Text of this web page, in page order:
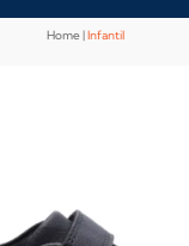
Home Infantil